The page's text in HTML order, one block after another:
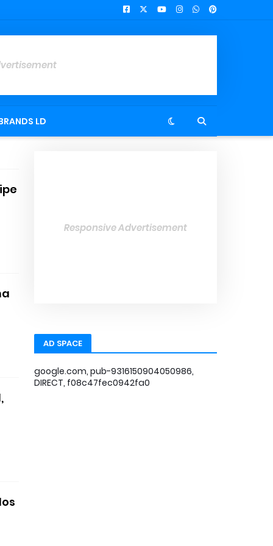
LD
Responsive Advertisement
AD SPACE
google.com, pub-9316150904050986,
DIRECT, f08c47fec0942fa0